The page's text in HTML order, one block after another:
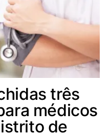
três
médicos
de